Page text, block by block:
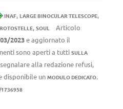
INAF, LARGE BINOCULAR TELESCOPE,
, SOUL
Articolo
2023e aggiornato il
sono aperti a tutti SULLA
alla redazione refusi,
disponibile un MODULO DEDICATO.